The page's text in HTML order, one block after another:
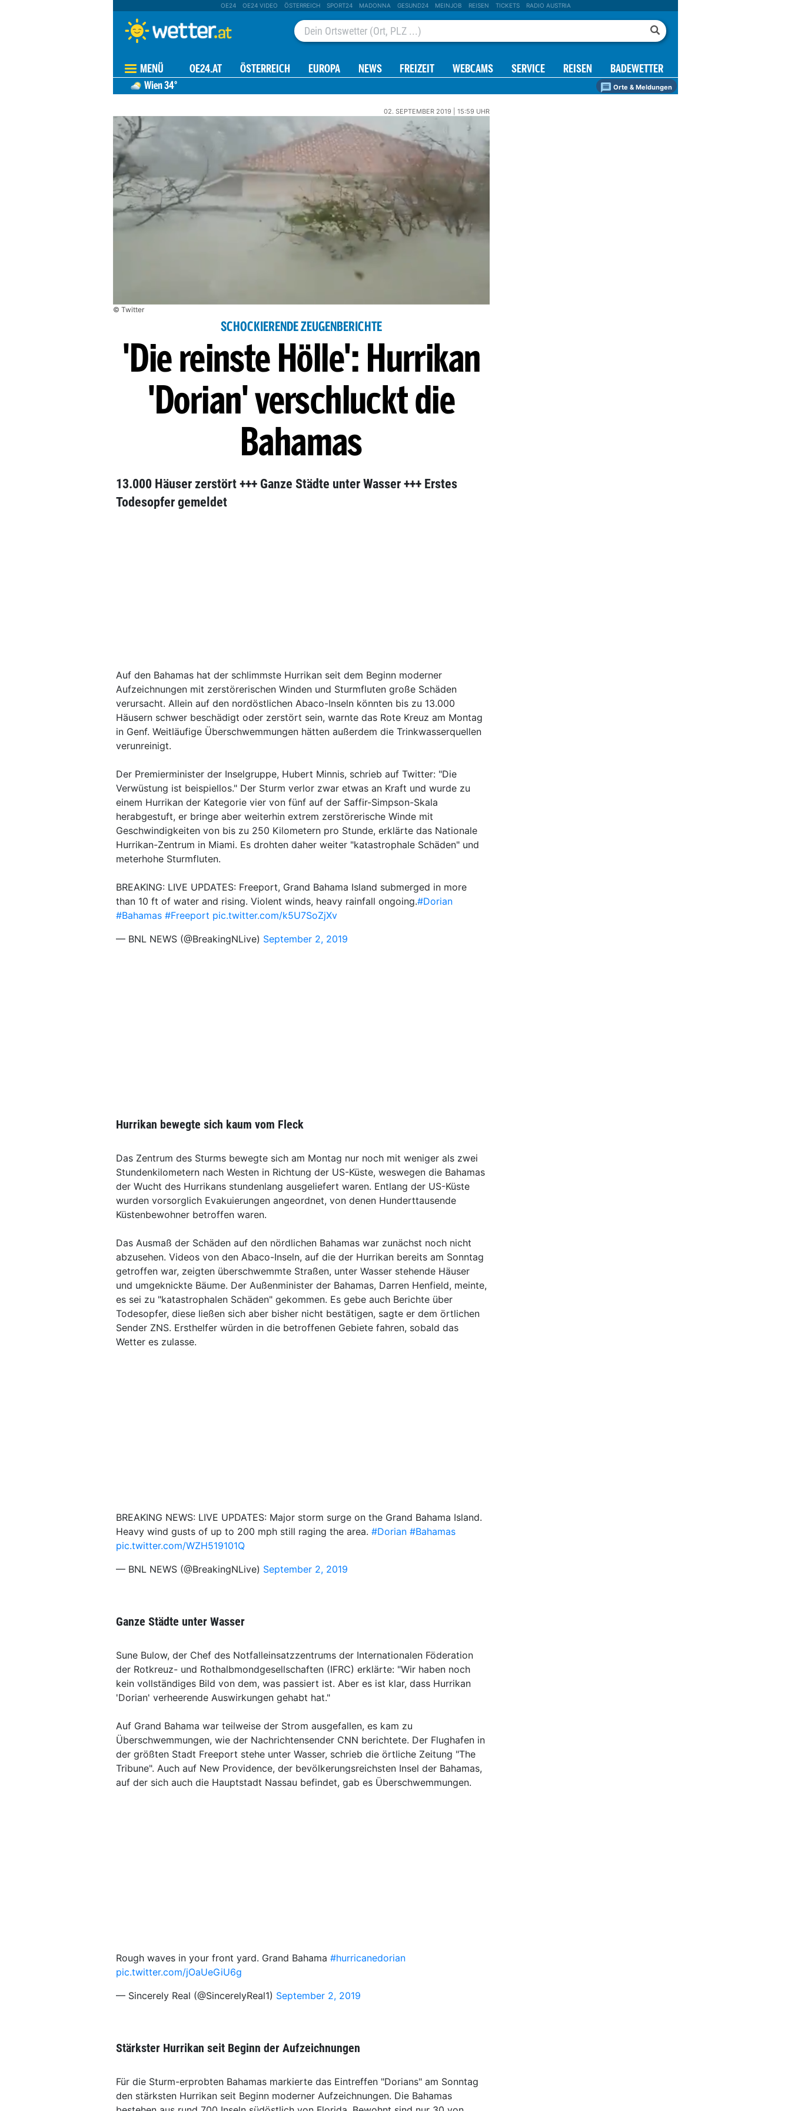
OE24 OE24 VIDEO ÖSTERREICH SPORT24 MADONNA GESUND24 MEINJOB REISEN TICKETS RADIO AUSTRIA
MENÜ OE24.AT ÖSTERREICH EUROPA NEWS FREIZEIT WEBCAMS SERVICE REISEN BADEWETTER
Wien34° Orte & Meldungen
02. SEPTEMBER 2019 | 15:59 UHR
© Twitter
SCHOCKIERENDE ZEUGENBERICHTE
'Die reinste Hölle': Hurrikan
'Dorian' verschluckt die
Bahamas
13.000 Häuser zerstört +++ Ganze Städte unter Wasser +++ Erstes
Todesopfer gemeldet
Auf den Bahamas hat der schlimmste Hurrikan seit dem Beginn moderner
Aufzeichnungen mit zerstörerischen Winden und Sturmfluten große Schäden
verursacht. Allein auf den nordöstlichen Abaco-Inseln könnten bis zu 13.000
Häusern schwer beschädigt oder zerstört sein, warnte das Rote Kreuz am Montag
in Genf. Weitläufige Überschwemmungen hätten außerdem die Trinkwasserquellen
verunreinigt.
Der Premierminister der Inselgruppe, Hubert Minnis, schrieb auf Twitter: "Die
Verwüstung ist beispiellos." Der Sturm verlor zwar etwas an Kraft und wurde zu
einem Hurrikan der Kategorie vier von fünf auf der Saffir-Simpson-Skala
herabgestuft, er bringe aber weiterhin extrem zerstörerische Winde mit
Geschwindigkeiten von bis zu 250 Kilometern pro Stunde, erklärte das Nationale
Hurrikan-Zentrum in Miami. Es drohten daher weiter "katastrophale Schäden" und
meterhohe Sturmfluten.
BREAKING: LIVE UPDATES: Freeport, Grand Bahama Island submerged in more
than 10 ft of water and rising. Violent winds, heavy rainfall ongoing.#Dorian
#Bahamas #Freeport pic.twitter.com/k5U7SoZjXv
— BNL NEWS (@BreakingNLive) September 2, 2019
Hurrikan bewegte sich kaum vom Fleck
Das Zentrum des Sturms bewegte sich am Montag nur noch mit weniger als zwei
Stundenkilometern nach Westen in Richtung der US-Küste, weswegen die Bahamas
der Wucht des Hurrikans stundenlang ausgeliefert waren. Entlang der US-Küste
wurden vorsorglich Evakuierungen angeordnet, von denen Hunderttausende
Küstenbewohner betroffen waren.
Das Ausmaß der Schäden auf den nördlichen Bahamas war zunächst noch nicht
abzusehen. Videos von den Abaco-Inseln, auf die der Hurrikan bereits am Sonntag
getroffen war, zeigten überschwemmte Straßen, unter Wasser stehende Häuser
und umgeknickte Bäume. Der Außenminister der Bahamas, Darren Henfield, meinte,
es sei zu "katastrophalen Schäden" gekommen. Es gebe auch Berichte über
Todesopfer, diese ließen sich aber bisher nicht bestätigen, sagte er dem örtlichen
Sender ZNS. Ersthelfer würden in die betroffenen Gebiete fahren, sobald das
Wetter es zulasse.
BREAKING NEWS: LIVE UPDATES: Major storm surge on the Grand Bahama Island.
Heavy wind gusts of up to 200 mph still raging the area. #Dorian #Bahamas
pic.twitter.com/WZH519101Q
— BNL NEWS (@BreakingNLive) September 2, 2019
Ganze Städte unter Wasser
Sune Bulow, der Chef des Notfalleinsatzzentrums der Internationalen Föderation
der Rotkreuz- und Rothalbmondgesellschaften (IFRC) erklärte: "Wir haben noch
kein vollständiges Bild von dem, was passiert ist. Aber es ist klar, dass Hurrikan
'Dorian' verheerende Auswirkungen gehabt hat."
Auf Grand Bahama war teilweise der Strom ausgefallen, es kam zu
Überschwemmungen, wie der Nachrichtensender CNN berichtete. Der Flughafen in
der größten Stadt Freeport stehe unter Wasser, schrieb die örtliche Zeitung "The
Tribune". Auch auf New Providence, der bevölkerungsreichsten Insel der Bahamas,
auf der sich auch die Hauptstadt Nassau befindet, gab es Überschwemmungen.
Rough waves in your front yard. Grand Bahama #hurricanedorian
pic.twitter.com/jOaUeGiU6g
— Sincerely Real (@SincerelyReal1) September 2, 2019
Stärkster Hurrikan seit Beginn der Aufzeichnungen
Für die Sturm-erprobten Bahamas markierte das Eintreffen "Dorians" am Sonntag
den stärksten Hurrikan seit Beginn moderner Aufzeichnungen. Die Bahamas